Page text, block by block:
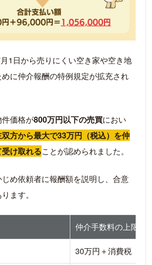
1日から売りにくい空き家や空き地
に仲介報酬の特例規定が拡充され
価格が800万円以下の売買におい
方から最大で33万円（税込）を仲
け取れることが認められました。
め依頼者に報酬額を説明し、合意
ます。
仲介手数料の上限
30万円＋消費税